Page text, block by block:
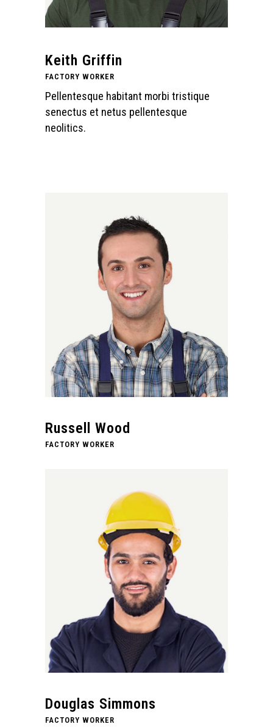
Keith Griffin
FACTORY WORKER
Pellentesque habitant morbi tristique
senectus et netus pellentesque
neolitics.
Russell Wood
FACTORY WORKER
Douglas Simmons
FACTORY WORKER